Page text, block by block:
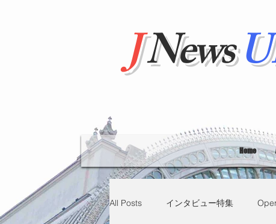
JNews
Home
All Posts インタビュー特集